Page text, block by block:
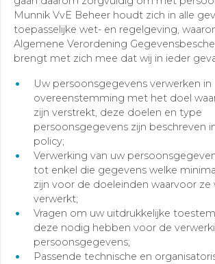
Munnik VvE Beheer houdt zich in alle
toepasselijke wet- en regelgeving,
Algemene Verordening
brengt met zich mee dat wij in ieder
Uw persoonsgegevens verwerken in
overeenstemming met het doel
zijn verstrekt, deze doelen en type
persoonsgegevens zijn beschreven
policy;
Verwerking van uw
tot enkel die gegevens welke
zijn voor de doeleinden waarvoor ze
verwerkt;
Vragen om uw uitdrukkelijke
deze nodig hebben voor de
persoonsgegevens;
Passende technische en